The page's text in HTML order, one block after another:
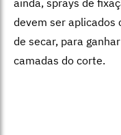
devem ser aplicados
de secar, para
camadas do corte.